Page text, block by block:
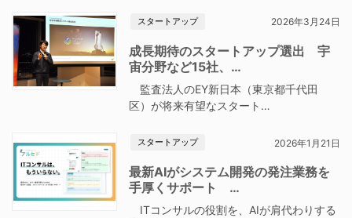
スタートアップ 2026年3月24日
成長期待のスタートアップ選出 宇
宙分野など15社、…
監査法人のEY新日本（東京都千代田
区）が将来有望なスタート…
スタートアップ 2026年1月21日
最新AIがシステム開発の発注業務を
手厚くサポート …
ITコンサルの役割を、AIが肩代わりする